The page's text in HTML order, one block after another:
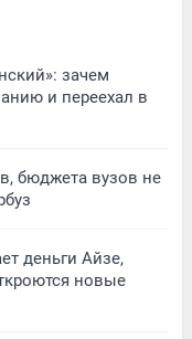
зачем
и переехал в
бюджета вузов не
деньги Айзе,
новые